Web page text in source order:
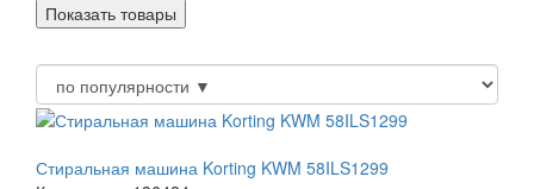
Стиральная машина Korting KWM 58ILS1299